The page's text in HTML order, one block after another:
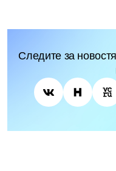
Следите за